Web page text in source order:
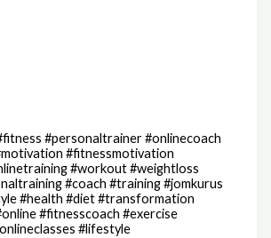
#personaltrainer #onlinecoach
#fitnessmotivation
#workout #weightloss
#coach #training #jomkurus
#health #diet #transformation
#fitnesscoach #exercise
#lifestyle